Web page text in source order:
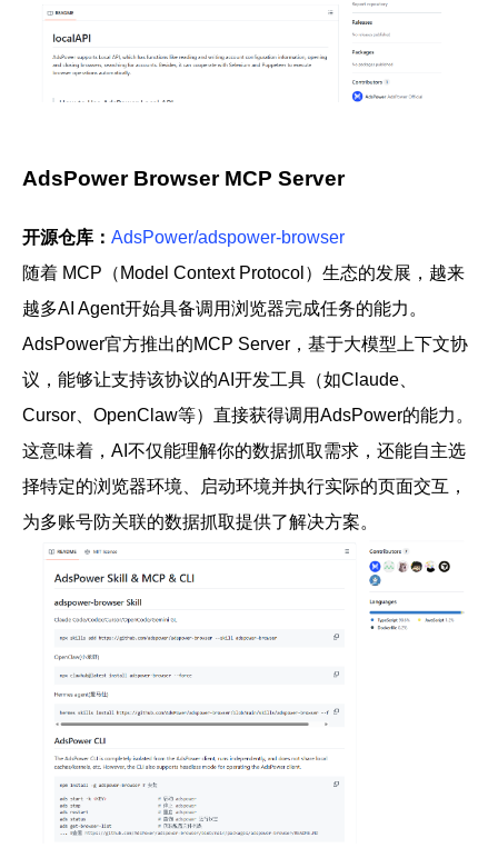
AdsPower Browser MCP Server
开源仓库： AdsPower/adspower-browser
随着 MCP（Model Context Protocol）生态的发展，越来
越多AI Agent开始具备调用浏览器完成任务的能力。
AdsPower官方推出的MCP Server，基于大模型上下文协
议，能够让支持该协议的AI开发工具（如Claude、
Cursor、OpenClaw等）直接获得调用AdsPower的能力。
这意味着，AI不仅能理解你的数据抓取需求，还能自主选
择特定的浏览器环境、启动环境并执行实际的页面交互，
为多账号防关联的数据抓取提供了解决方案。